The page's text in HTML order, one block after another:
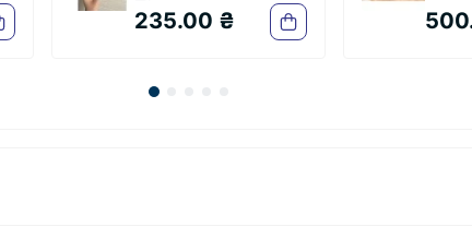
500.00 ₴